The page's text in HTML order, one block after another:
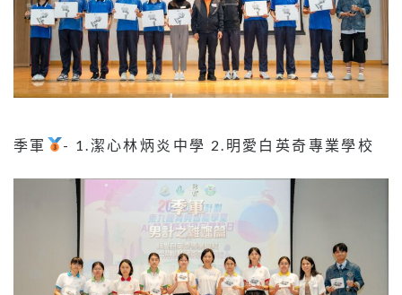
季軍 - 1.潔心林炳炎中學 2.明愛白英奇專業學校